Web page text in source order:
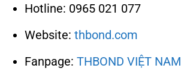
Hotline: 0965 021 077
Website: thbond.com
Fanpage: THBOND VIỆT NAM